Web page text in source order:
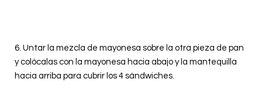
6. Untar la mezcla de mayonesa sobre la otra pieza de pan
y colócalas con la mayonesa hacia abajo y la mantequilla
hacia arriba para cubrir los 4 sándwiches.